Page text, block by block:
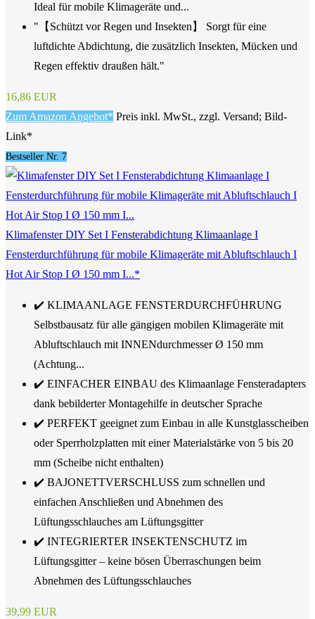
Ideal für mobile Klimageräte und...
"【Schützt vor Regen und Insekten】 Sorgt für eine
luftdichte Abdichtung, die zusätzlich Insekten, Mücken und
Regen effektiv draußen hält."
16,86 EUR
Zum Amazon Angebot* Preis inkl. MwSt., zzgl. Versand; Bild-
Link*
Bestseller Nr. 7
Klimafenster DIY Set I Fensterabdichtung Klimaanlage I
Fensterdurchführung für mobile Klimageräte mit Abluftschlauch I
Hot Air Stop I Ø 150 mm I...*
✔️ KLIMAANLAGE FENSTERDURCHFÜHRUNG
Selbstbausatz für alle gängigen mobilen Klimageräte mit
Abluftschlauch mit INNENdurchmesser Ø 150 mm
(Achtung...
✔️ EINFACHER EINBAU des Klimaanlage Fensteradapters
dank bebilderter Montagehilfe in deutscher Sprache
✔️ PERFEKT geeignet zum Einbau in alle Kunstglasscheiben
oder Sperrholzplatten mit einer Materialstärke von 5 bis 20
mm (Scheibe nicht enthalten)
✔️ BAJONETTVERSCHLUSS zum schnellen und
einfachen Anschließen und Abnehmen des
Lüftungsschlauches am Lüftungsgitter
✔️ INTEGRIERTER INSEKTENSCHUTZ im
Lüftungsgitter – keine bösen Überraschungen beim
Abnehmen des Lüftungsschlauches
39,99 EUR